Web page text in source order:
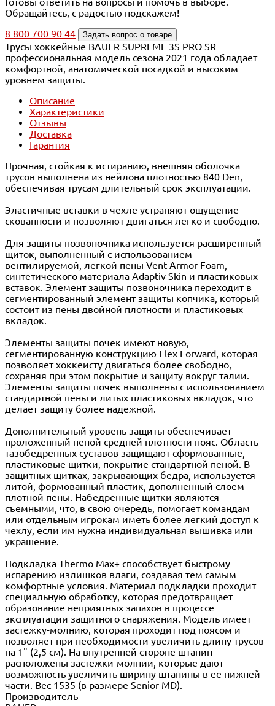
Обращайтесь, с радостью подскажем!
8 800 700 90 44
Задать вопрос о товаре
Трусы хоккейные BAUER SUPREME 3S PRO SR
профессиональная модель сезона 2021 года обладает
комфортной, анатомической посадкой и высоким
уровнем защиты.
Описание
Характеристики
Отзывы
Доставка
Гарантия
Прочная, стойкая к истиранию, внешняя оболочка
трусов выполнена из нейлона плотностью 840 Den,
обеспечивая трусам длительный срок эксплуатации.
Эластичные вставки в чехле устраняют ощущение
скованности и позволяют двигаться легко и свободно.
Для защиты позвоночника используется расширенный
щиток, выполненный с использованием
вентилируемой, легкой пены Vent Armor Foam,
синтетического материала Adaptiv Skin и пластиковых
вставок. Элемент защиты позвоночника переходит в
сегментированный элемент защиты копчика, который
состоит из пены двойной плотности и пластиковых
вкладок.
Элементы защиты почек имеют новую,
сегментированную конструкцию Flex Forward, которая
позволяет хоккеисту двигаться более свободно,
сохраняя при этом покрытие и защиту вокруг талии.
Элементы защиты почек выполнены с использованием
стандартной пены и литых пластиковых вкладок, что
делает защиту более надежной.
Дополнительный уровень защиты обеспечивает
проложенный пеной средней плотности пояс. Область
тазобедренных суставов защищают сформованные,
пластиковые щитки, покрытие стандартной пеной. В
защитных щитках, закрывающих бедра, используется
литой, формованный пластик, дополненный слоем
плотной пены. Набедренные щитки являются
съемными, что, в свою очередь, помогает командам
или отдельным игрокам иметь более легкий доступ к
чехлу, если им нужна индивидуальная вышивка или
украшение.
Подкладка Thermo Max+ способствует быстрому
испарению излишков влаги, создавая тем самым
комфортные условия. Материал подкладки проходит
специальную обработку, которая предотвращает
образование неприятных запахов в процессе
эксплуатации защитного снаряжения. Модель имеет
застежку-молнию, которая проходит под поясом и
позволяет при необходимости увеличить длину трусов
на 1" (2,5 см). На внутренней стороне штанин
расположены застежки-молнии, которые дают
возможность увеличить ширину штанины в ее нижней
части. Вес 1535 (в размере Senior MD).
Производитель